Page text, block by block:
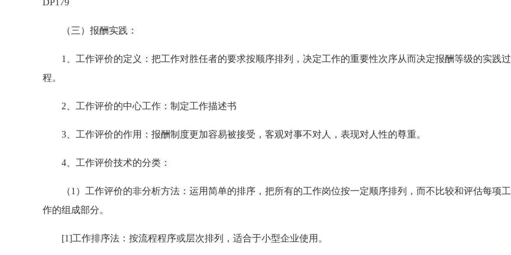
DP179
（三）报酬实践：
1、工作评价的定义：把工作对胜任者的要求按顺序排列，决定工作的重要性次序从而决定报酬等级的实践过
程。
2、工作评价的中心工作：制定工作描述书
3、工作评价的作用：报酬制度更加容易被接受，客观对事不对人，表现对人性的尊重。
4、工作评价技术的分类：
（1）工作评价的非分析方法：运用简单的排序，把所有的工作岗位按一定顺序排列，而不比较和评估每项工
作的组成部分。
[1]工作排序法：按流程程序或层次排列，适合于小型企业使用。